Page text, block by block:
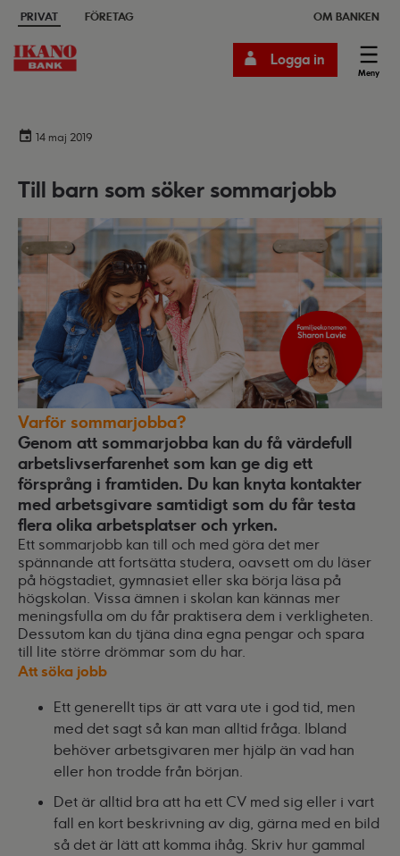
PRIVAT FÖRETAG OM BANKEN
Meny
Logga in
14 maj 2019
Till barn som söker sommarjobb
Varför sommarjobba?
Genom att sommarjobba kan du få värdefull
arbetslivserfarenhet som kan ge dig ett
försprång i framtiden. Du kan knyta kontakter
med arbetsgivare samtidigt som du får testa
flera olika arbetsplatser och yrken.
Ett sommarjobb kan till och med göra det mer
spännande att fortsätta studera, oavsett om du läser
på högstadiet, gymnasiet eller ska börja läsa på
högskolan. Vissa ämnen i skolan kan kännas mer
meningsfulla om du får praktisera dem i verkligheten.
Dessutom kan du tjäna dina egna pengar och spara
till lite större drömmar som du har.
Att söka jobb
Ett generellt tips är att vara ute i god tid, men
med det sagt så kan man alltid fråga. Ibland
behöver arbetsgivaren mer hjälp än vad han
eller hon trodde från början.
Det är alltid bra att ha ett CV med sig eller i vart
fall en kort beskrivning av dig, gärna med en bild
så det är lätt att komma ihåg. Skriv hur gammal